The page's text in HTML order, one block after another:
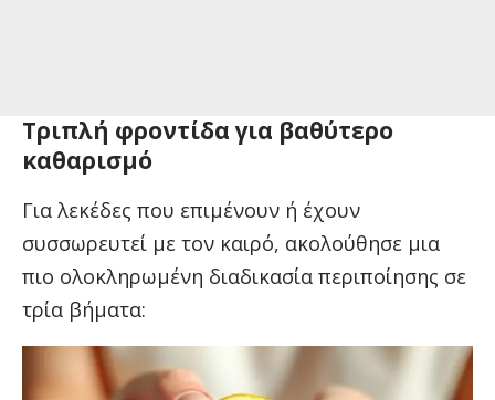
Τριπλή φροντίδα για βαθύτερο
καθαρισμό
Για λεκέδες που επιμένουν ή έχουν
συσσωρευτεί με τον καιρό, ακολούθησε μια
πιο ολοκληρωμένη διαδικασία περιποίησης σε
τρία βήματα: